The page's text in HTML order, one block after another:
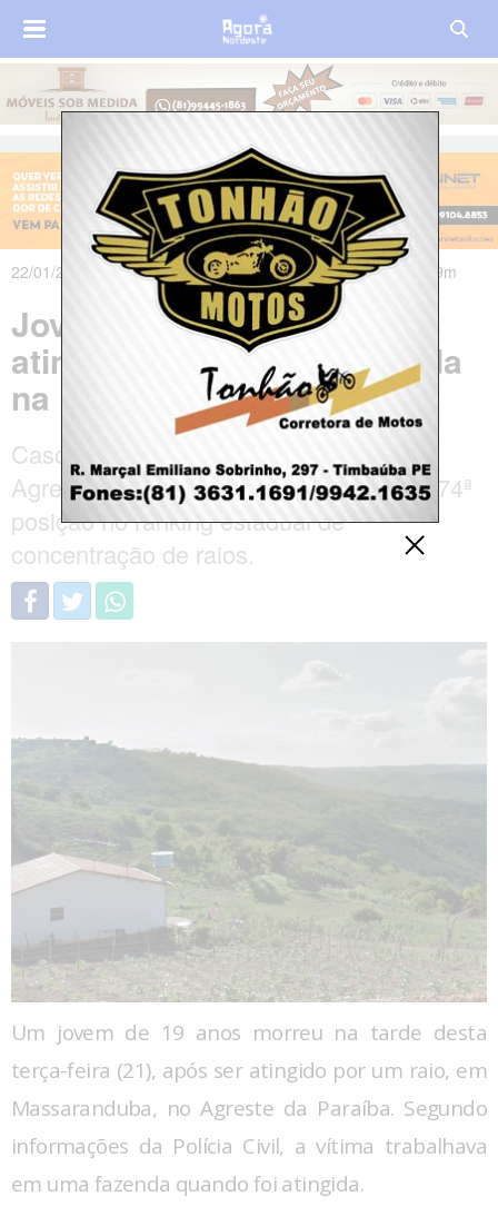
22/01/2020 às 08h54m - Atualizado em 22/01/2020 às 13h39m
Jovem morre após ser
atingido por raio em fazenda
na Paraíba
Caso aconteceu em Massaranduba, no
Agreste paraibano. Município ocupa a 174ª
posição no ranking estadual de
concentração de raios.
Um jovem de 19 anos morreu na tarde desta
terça-feira (21), após ser atingido por um raio, em
Massaranduba, no Agreste da Paraíba. Segundo
informações da Polícia Civil, a vítima trabalhava
em uma fazenda quando foi atingida.